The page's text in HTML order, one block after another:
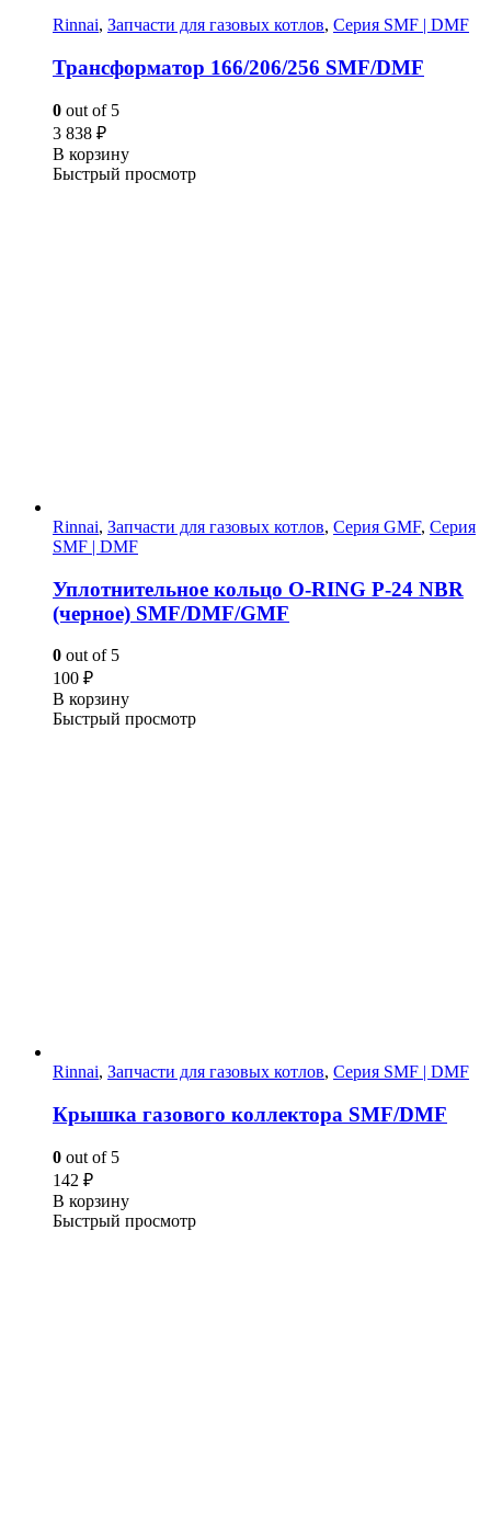
Rinnai, Запчасти для газовых котлов, Серия SMF | DMF
Трансформатор 166/206/256 SMF/DMF
0 out of 5
3 838 ₽
В корзину
Быстрый просмотр
Rinnai, Запчасти для газовых котлов, Серия GMF, Серия
SMF | DMF
Уплотнительное кольцо O-RING P-24 NBR
(черное) SMF/DMF/GMF
0 out of 5
100 ₽
В корзину
Быстрый просмотр
Rinnai, Запчасти для газовых котлов, Серия SMF | DMF
Крышка газового коллектора SMF/DMF
0 out of 5
142 ₽
В корзину
Быстрый просмотр